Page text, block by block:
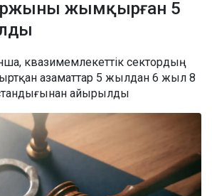
жымқырған 5
квазимемлекеттік сектордың
азаматтар 5 жылдан 6 жыл 8
айырылды